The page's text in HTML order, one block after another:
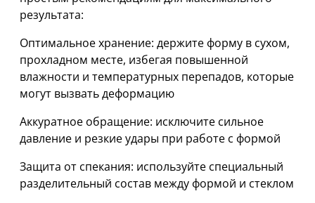
результата:
Оптимальное хранение: держите форму в сухом,
прохладном месте, избегая повышенной
влажности и температурных перепадов, которые
могут вызвать деформацию
Аккуратное обращение: исключите сильное
давление и резкие удары при работе с формой
Защита от спекания: используйте специальный
разделительный состав между формой и стеклом